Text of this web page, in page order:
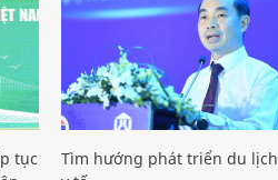
tục
Tìm hướng phát triển du lịch